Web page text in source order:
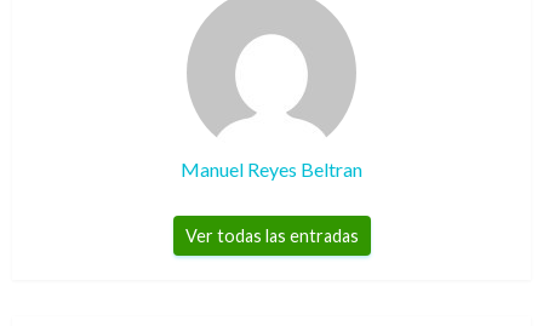
Manuel Reyes Beltran
Ver todas las entradas